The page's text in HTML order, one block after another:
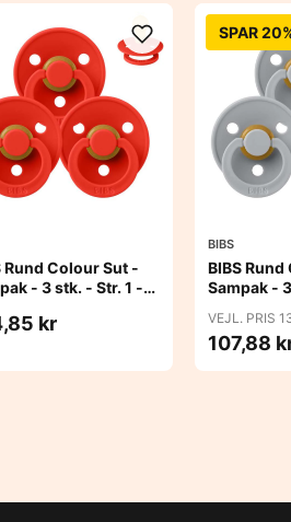
Rund Colour Sut -
- 3 stk. - Str. 1 -
kr
SPAR
BIBS
BIBS
Sampak -
VEJL. PRIS
107,88